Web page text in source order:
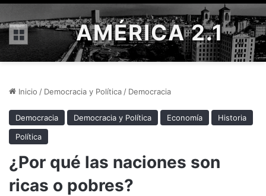
Menú AMÉRICA 2.1
Inicio / Democracia y Política / Democracia
Democracia Democracia y Política Economía
Historia
Política
¿Por qué las naciones son
ricas o pobres?